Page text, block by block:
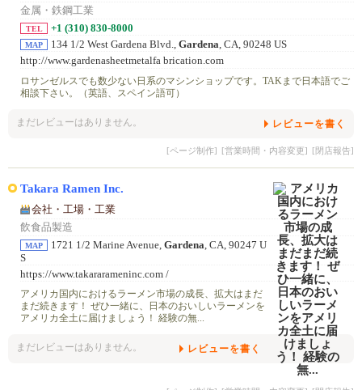
金属・鉄鋼工業
TEL +1 (310) 830-8000
MAP 134 1/2 West Gardena Blvd., Gardena, CA, 90248 US
http://www.gardenasheetmetalfa brication.com
ロサンゼルスでも数少ない日系のマシンショップです。TAKまで日本語でご
相談下さい。（英語、スペイン語可）
まだレビューはありません。 レビューを書く
[ページ制作] [営業時間・内容変更] [閉店報告]
Takara Ramen Inc.
会社・工場・工業
飲食品製造
MAP 1721 1/2 Marine Avenue, Gardena , CA, 90247 U
S
https://www.takararameninc.com /
アメリカ国内におけるラーメン市場の成長、拡大はまだ
まだ続きます！ ぜひ一緒に、日本のおいしいラーメンを
アメリカ全土に届けましょう！ 経験の無...
まだレビューはありません。 レビューを書く